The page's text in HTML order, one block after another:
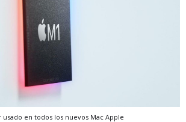
usado en todos los nuevos Mac Apple